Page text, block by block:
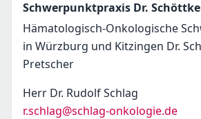
Schwerpunktpraxis Dr.
Hämatologisch-Onkologische
in Würzburg und Kitzingen Dr.
Pretscher
Herr Dr. Rudolf Schlag
r.schlag@schlag-onkologie.de